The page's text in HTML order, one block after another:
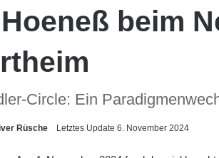
beim
Circle: Ein
Rüsche Letztes Update 6. November 2024